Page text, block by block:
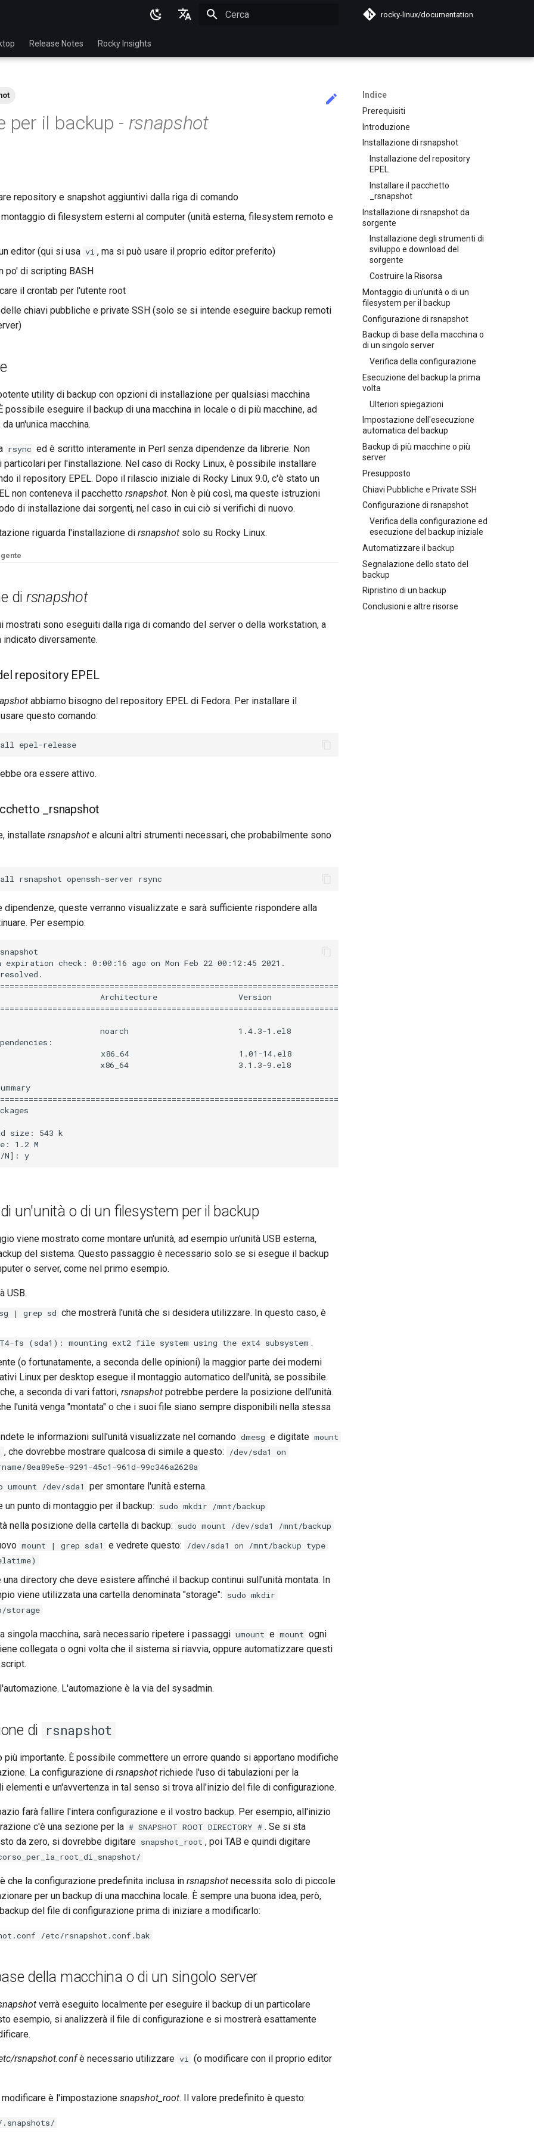
Español
한국어
简体中文
rocky-linux/documentation
Release Notes Rocky Insights
Indice
Prerequisiti
Introduzione
Installazione di rsnapshot
Installazione del repository
EPEL
Installare il pacchetto
_rsnapshot
Installazione di rsnapshot da
sorgente
Installazione degli strumenti di
sviluppo e download del
sorgente
Costruire la Risorsa
Montaggio di un'unità o di un
filesystem per il backup
Configurazione di rsnapshot
Backup di base della macchina o
di un singolo server
Verifica della configurazione
Esecuzione del backup la prima
volta
Ulteriori spiegazioni
Impostazione dell'esecuzione
automatica del backup
Backup di più macchine o più
server
Presupposto
Chiavi Pubbliche e Private SSH
Configurazione di rsnapshot
Verifica della configurazione ed
esecuzione del backup iniziale
Automatizzare il backup
Segnalazione dello stato del
backup
Ripristino di un backup
Conclusioni e altre risorse
per il backup - rsnapshot
repository e snapshot aggiuntivi dalla riga di comando
di filesystem esterni al computer (unità esterna, filesystem remoto e
editor (qui si usa vi , ma si può usare il proprio editor preferito)
po' di scripting BASH
il crontab per l'utente root
chiavi pubbliche e private SSH (solo se si intende eseguire backup remoti
utility di backup con opzioni di installazione per qualsiasi macchina
possibile eseguire il backup di una macchina in locale o di più macchine, ad
un'unica macchina.
rsync ed è scritto interamente in Perl senza dipendenze da librerie. Non
per l'installazione. Nel caso di Rocky Linux, è possibile installare
il repository EPEL. Dopo il rilascio iniziale di Rocky Linux 9.0, c'è stato un
non conteneva il pacchetto rsnapshot. Non è più così, ma queste istruzioni
di installazione dai sorgenti, nel caso in cui ciò si verifichi di nuovo.
riguarda l'installazione di rsnapshot solo su Rocky Linux.
di rsnapshot
mostrati sono eseguiti dalla riga di comando del server o della workstation, a
indicato diversamente.
repository EPEL
abbiamo bisogno del repository EPEL di Fedora. Per installare il
questo comando:
ora essere attivo.
_rsnapshot
installate rsnapshot e alcuni altri strumenti necessari, che probabilmente sono
dipendenze, queste verranno visualizzate e sarà sufficiente rispondere alla
Per esempio:
expiration check: 0:00:16 ago on Mon Feb 22 00:12:45 2021.
Architecture                 Version                              Repository
noarch                       1.4.3-1.el8                          epel
x86_64                       1.01-14.el8                          epel
x86_64                       3.1.3-9.el8                          baseos
size: 543 k
1.2 M
un'unità o di un filesystem per il backup
viene mostrato come montare un'unità, ad esempio un'unità USB esterna,
del sistema. Questo passaggio è necessario solo se si esegue il backup
o server, come nel primo esempio.
USB.
| grep sd che mostrerà l'unità che si desidera utilizzare. In questo caso, è
fs (sda1): mounting ext2 file system using the ext4 subsystem .
(o fortunatamente, a seconda delle opinioni) la maggior parte dei moderni
Linux per desktop esegue il montaggio automatico dell'unità, se possibile.
a seconda di vari fattori, rsnapshot potrebbe perdere la posizione dell'unità.
l'unità venga "montata" o che i suoi file siano sempre disponibili nella stessa
le informazioni sull'unità visualizzate nel comando dmesg e digitate mount
, che dovrebbe mostrare qualcosa di simile a questo:
/dev/sda1 on
8ea89e5e-9291-45c1-961d-99c346a2628a
umount /dev/sda1
per smontare l'unità esterna.
un punto di montaggio per il backup: sudo mkdir /mnt/backup
nella posizione della cartella di backup: sudo mount /dev/sda1 /mnt/backup
mount | grep sda1 e vedrete questo:
/dev/sda1 on /mnt/backup type
una directory che deve esistere affinché il backup continui sull'unità montata. In
viene utilizzata una cartella denominata "storage": sudo mkdir
storage
singola macchina, sarà necessario ripetere i passaggi umount e mount ogni
collegata o ogni volta che il sistema si riavvia, oppure automatizzare questi
L'automazione è la via del sysadmin.
di rsnapshot
più importante. È possibile commettere un errore quando si apportano modifiche
La configurazione di rsnapshot richiede l'uso di tabulazioni per la
elementi e un'avvertenza in tal senso si trova all'inizio del file di configurazione.
farà fallire l'intera configurazione e il vostro backup. Per esempio, all'inizio
c'è una sezione per la # SNAPSHOT ROOT DIRECTORY # . Se si sta
da zero, si dovrebbe digitare snapshot_root , poi TAB e quindi digitare
che la configurazione predefinita inclusa in rsnapshot necessita solo di piccole
per un backup di una macchina locale. È sempre una buona idea, però,
del file di configurazione prima di iniziare a modificarlo:
/etc/rsnapshot.conf.bak
della macchina o di un singolo server
verrà eseguito localmente per eseguire il backup di un particolare
esempio, si analizzerà il file di configurazione e si mostrerà esattamente
rsnapshot.confè necessario utilizzare vi (o modificare con il proprio editor
modificare è l'impostazione snapshot_root. Il valore predefinito è questo: